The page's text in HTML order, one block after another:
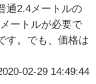
通2.4メートルの
ートルが必要で
す。でも、価格は
02-29 14:49:44